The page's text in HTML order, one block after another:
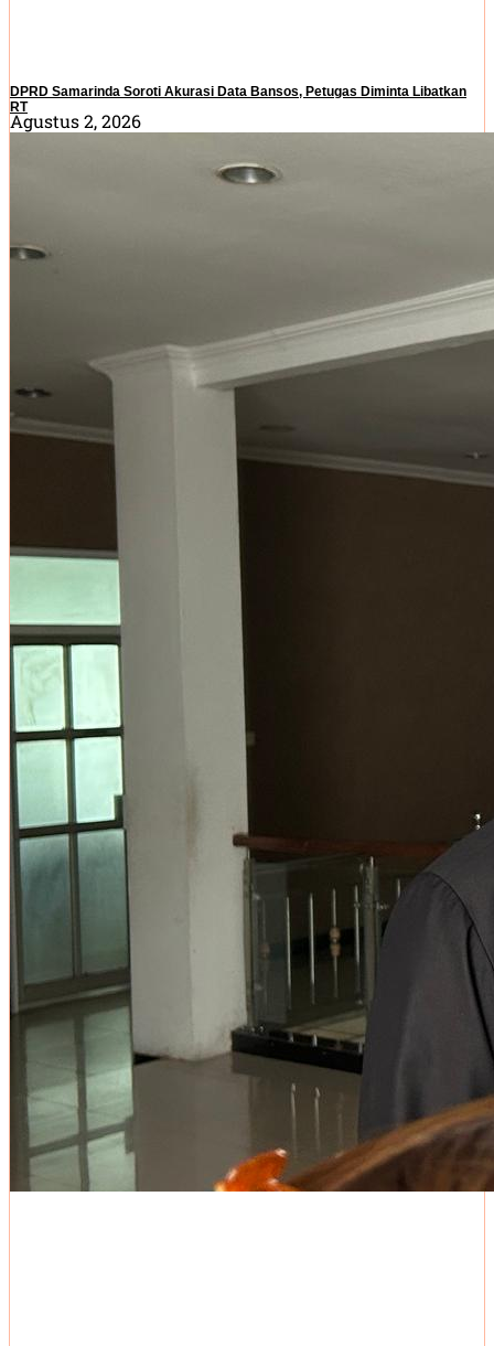
DPRD Samarinda Soroti Akurasi Data Bansos, Petugas Diminta Libatkan
RT
Agustus 2, 2026